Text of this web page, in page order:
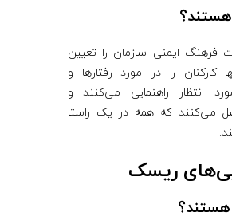
فرهنگ ایمنی سازمان را تعیین
کارکنان را در مورد رفتارها و
انتظار راهنمایی می‌کنند و
می‌کنند که همه در یک راستا
هستند؟